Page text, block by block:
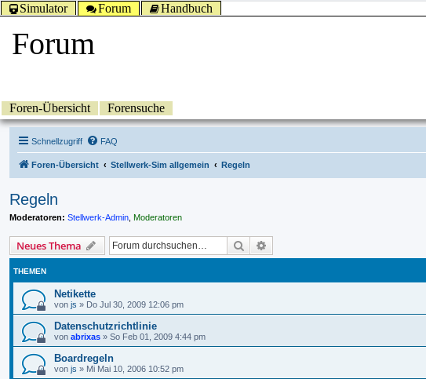
Simulator Forum Handbuch
Forum
Foren-Übersicht Forensuche
Schnellzugriff FAQ
Foren-Übersicht Stellwerk-Sim allgemein Regeln
Regeln
Moderatoren: Stellwerk-Admin Moderatoren
Neues Thema Suche
THEMEN
Netikette
von js » Do Jul 30, 2009 12:06 pm
Datenschutzrichtlinie
von abrixas » So Feb 01, 2009 4:44 pm
Boardregeln
von js » Mi Mai 10, 2006 10:52 pm